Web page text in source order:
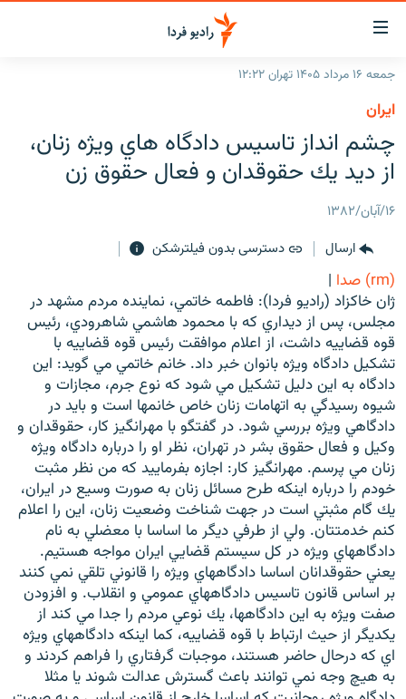
لینک‌های
قابلیت
دسترسی
بازگشت
منوی
اصلی
رفتن
صفحه
جستجو
ایران
جهان
برنامه‌های رادیویی
فرکانس‌ها
پادکست
چندرسانه‌ای
گزارش‌های تصویری
گزارش‌های ویدئویی
زنان فردا
English
به ما بپیوندید
زبان‌های دیگر
جمعه ۱۶ مرداد ۱۴۰۵ تهران ۱۲:۲۲
ايران
چشم انداز تاسيس دادگاه هاي ويژه زنان،
از ديد يك حقوقدان و فعال حقوق زن
۱۶/آبان/۱۳۸۲
ارسال
دسترسی بدون فیلترشکن
(rm) صدا
|
ژان خاكزاد (راديو فردا): فاطمه خاتمي، نماينده مردم مشهد در
مجلس، پس از ديداري كه با محمود هاشمي شاهرودي، رئيس
قوه قضاييه داشت، از اعلام موافقت رئيس قوه قضاييه با
تشكيل دادگاه ويژه بانوان خبر داد. خانم خاتمي مي گويد: اين
دادگاه به اين دليل تشكيل مي شود كه نوع جرم، مجازات و
شيوه رسيدگي به اتهامات زنان خاص خانمها است و بايد در
دادگاهي ويژه بررسي شود. در گفتگو با مهرانگيز كار، حقوقدان و
وكيل و فعال حقوق بشر در تهران، نظر او را درباره دادگاه ويژه
زنان مي پرسم. مهرانگيز كار: اجازه بفرماييد كه من نظر مثبت
خودم را درباره اينكه طرح مسائل زنان به صورت وسيع در ايران،
يك گام مثبتي است در جهت شناخت وضعيت زنان، اين را اعلام
كنم خدمتتان. ولي از طرفي ديگر ما اساسا با معضلي به نام
دادگاههاي ويژه در كل سيستم قضايي ايران مواجه هستيم.
يعني حقوقدانان اساسا دادگاههاي ويژه را قانوني تلقي نمي كنند
بر اساس قانون تاسيس دادگاههاي عمومي و انقلاب. و افزودن
صفت ويژه به اين دادگاهها، يك نوعي مردم را جدا مي كند از
يكديگر از حيث ارتباط با قوه قضاييه، كما اينكه دادگاههاي ويژه
اي كه درحال حاضر هستند، موجبات گرفتاري را فراهم كردند و
به هيچ وجه نمي توانند باعث گسترش عدالت شوند يا مثلا